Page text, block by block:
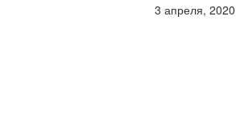
3 апреля, 2020